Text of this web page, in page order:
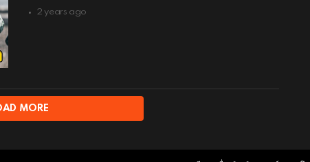
2 years ago
MORE